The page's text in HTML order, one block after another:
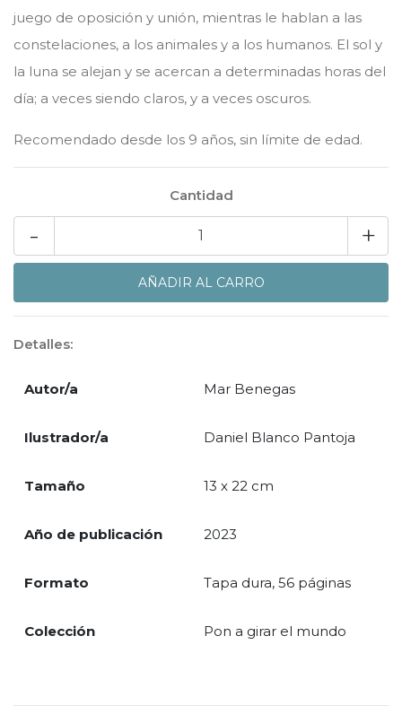
juego de oposición y unión, mientras le hablan a las
constelaciones, a los animales y a los humanos. El sol y
la luna se alejan y se acercan a determinadas horas del
día; a veces siendo claros, y a veces oscuros.
Recomendado desde los 9 años, sin límite de edad.
Cantidad
+
-
Detalles:
Autor/a Mar Benegas
Ilustrador/a Daniel Blanco Pantoja
Tamaño 13 x 22 cm
Año de publicación 2023
Formato Tapa dura, 56 páginas
Colección Pon a girar el mundo